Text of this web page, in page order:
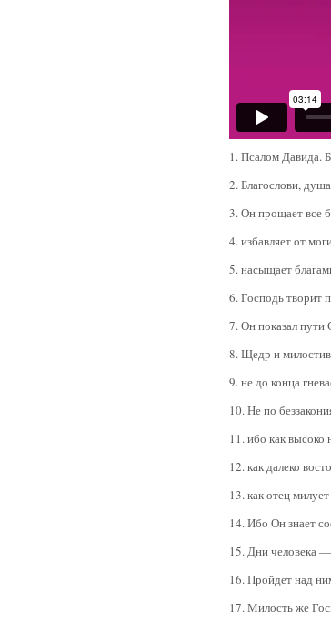
1. Псалом Давида.
2. Благослови,
3. Он прощает все
4. избавляет от
5. насыщает
6. Господь творит
7. Он показал
8. Щедр и
9. не до конца
10. Не по
11. ибо как высоко
12. как далеко
13. как отец
14. Ибо Он знает
15. Дни человека —
16. Пройдет над
17. Милость же